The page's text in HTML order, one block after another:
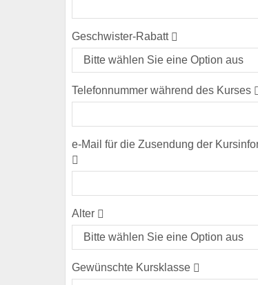
Geschwister-Rabatt
Telefonnummer während des Kurses
e-Mail für die Zusendung der
Alter
Gewünschte Kursklasse